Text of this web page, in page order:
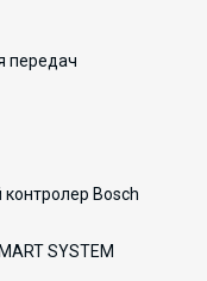
передач
контролер Bosch
SYSTEM